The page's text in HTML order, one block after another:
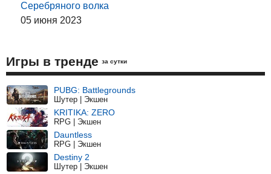
Серебряного волка
05 июня 2023
Игры в тренде за сутки
PUBG: Battlegrounds
Шутер | Экшен
KRITIKA: ZERO
RPG | Экшен
Dauntless
RPG | Экшен
Destiny 2
Шутер | Экшен